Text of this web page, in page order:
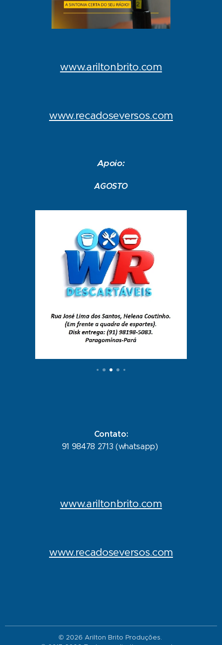
www.ariltonbrito.com
www.recadoseversos.com
Apoio:
AGOSTO
Contato:
91 98478 2713 (whatsapp)
www.ariltonbrito.com
www.recadoseversos.com
© 2026 Arilton Brito Produções.